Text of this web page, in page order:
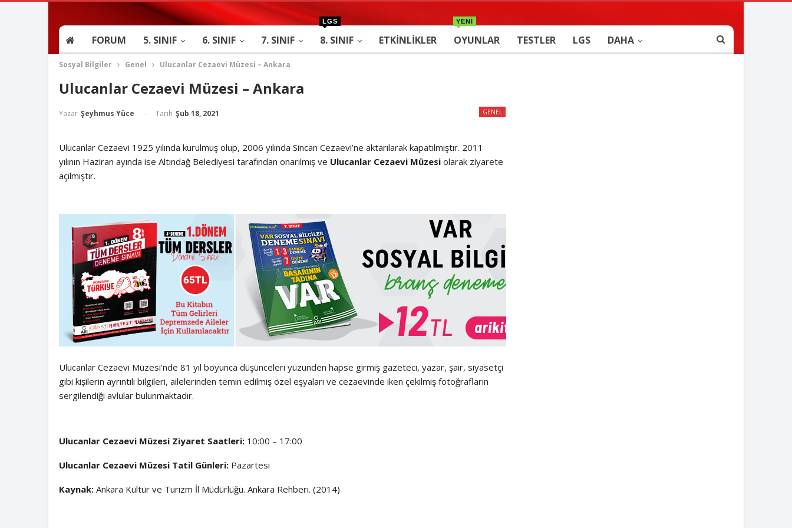
FORUM 5. SINIF 6. SINIF 7. SINIF 8. SINIF
LGS
ETKINLIKLER OYUNLAR
YENİ
TESTLER LGS DAHA
Sosyal Bilgiler Genel Ulucanlar Cezaevi Müzesi – Ankara
Ulucanlar Cezaevi Müzesi – Ankara
GENEL
Yazar Şeyhmus Yüce Tarih Şub 18, 2021
Ulucanlar Cezaevi 1925 yılında kurulmuş olup, 2006 yılında Sincan Cezaevi’ne aktarılarak kapatılmıştır. 2011
yılının Haziran ayında ise Altındağ Belediyesi tarafından onarılmış ve Ulucanlar Cezaevi Müzesiolarak ziyarete
açılmıştır.
Ulucanlar Cezaevi Müzesi’nde 81 yıl boyunca düşünceleri yüzünden hapse girmiş gazeteci, yazar, şair, siyasetçi
gibi kişilerin ayrıntılı bilgileri, ailelerinden temin edilmiş özel eşyaları ve cezaevinde iken çekilmiş fotoğrafların
sergilendiği avlular bulunmaktadır.
Ulucanlar Cezaevi Müzesi Ziyaret Saatleri: 10:00 – 17:00
Ulucanlar Cezaevi Müzesi Tatil Günleri:Pazartesi
Kaynak:Ankara Kültür ve Turizm İl Müdürlüğü. Ankara Rehberi. (2014)